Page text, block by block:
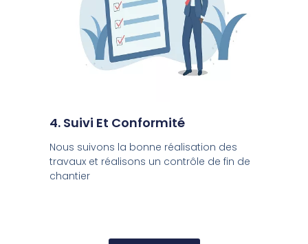
4. Suivi Et Conformité
Nous suivons la bonne réalisation des
travaux et réalisons un contrôle de fin de
chantier